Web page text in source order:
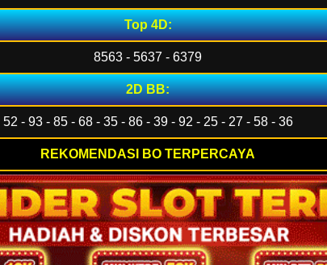
Top 4D:
8563 - 5637 - 6379
2D BB:
52 - 93 - 85 - 68 - 35 - 86 - 39 - 92 - 25 - 27 - 58 - 36
REKOMENDASI BO TERPERCAYA